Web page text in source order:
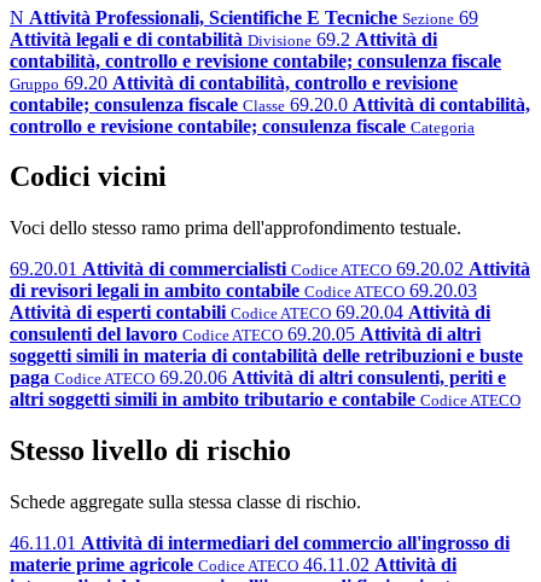
N Attività Professionali, Scientifiche E Tecniche Sezione 69
Attività legali e di contabilità Divisione 69.2 Attività di
contabilità, controllo e revisione contabile; consulenza fiscale
Gruppo 69.20 Attività di contabilità, controllo e revisione
contabile; consulenza fiscale Classe 69.20.0 Attività di contabilità,
controllo e revisione contabile; consulenza fiscale Categoria
Codici vicini
Voci dello stesso ramo prima dell'approfondimento testuale.
69.20.01 Attività di commercialisti Codice ATECO 69.20.02 Attività
di revisori legali in ambito contabile Codice ATECO 69.20.03
Attività di esperti contabili Codice ATECO 69.20.04 Attività di
consulenti del lavoro Codice ATECO 69.20.05 Attività di altri
soggetti simili in materia di contabilità delle retribuzioni e buste
paga Codice ATECO 69.20.06 Attività di altri consulenti, periti e
altri soggetti simili in ambito tributario e contabile Codice ATECO
Stesso livello di rischio
Schede aggregate sulla stessa classe di rischio.
46.11.01 Attività di intermediari del commercio all'ingrosso di
materie prime agricole Codice ATECO 46.11.02 Attività di